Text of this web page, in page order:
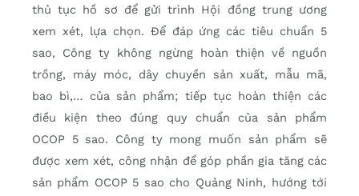
thủ tục hồ sơ để gửi trình Hội đồng trung ương
xem xét, lựa chọn. Để đáp ứng các tiêu chuẩn 5
sao, Công ty không ngừng hoàn thiện về nguồn
trồng, máy móc, dây chuyền sản xuất, mẫu mã,
bao bì,… của sản phẩm; tiếp tục hoàn thiện các
điều kiện theo đúng quy chuẩn của sản phẩm
OCOP 5 sao. Công ty mong muốn sản phẩm sẽ
được xem xét, công nhận để góp phần gia tăng các
sản phẩm OCOP 5 sao cho Quảng Ninh, hướng tới